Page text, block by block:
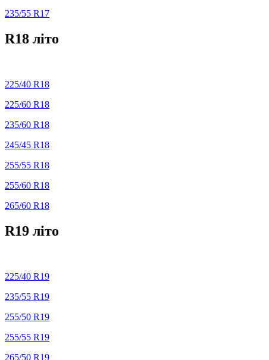
235/55 R17
R18 літо
225/40 R18
225/60 R18
235/60 R18
245/45 R18
255/55 R18
255/60 R18
265/60 R18
R19 літо
225/40 R19
235/55 R19
255/50 R19
255/55 R19
265/50 R19